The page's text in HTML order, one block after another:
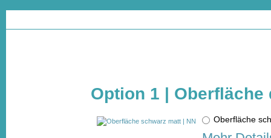
Option 1 | Oberfläche
Oberfläche